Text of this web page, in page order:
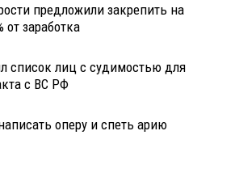
предложили закрепить на
от заработка
список лиц с судимостью для
с ВС РФ
оперу и спеть арию